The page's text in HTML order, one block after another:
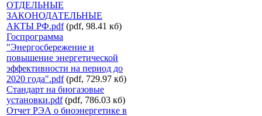
ОТДЕЛЬНЫЕ
ЗАКОНОДАТЕЛЬНЫЕ
АКТЫ РФ.pdf(pdf, 98.41 кб)
Госпрограмма
"Энергосбережение и
повышение энергетической
эффективности на период до
2020 года".pdf(pdf, 729.97 кб)
Стандарт на биогазовые
установки.pdf(pdf, 786.03 кб)
Отчет РЭА о биоэнергетике в